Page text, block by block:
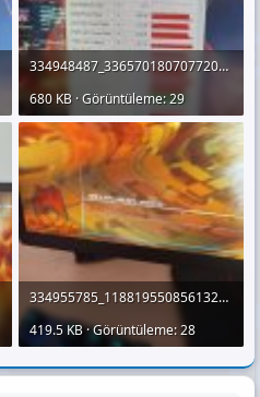
334948487_3365701807077205_4295396395227736576_n.jpg
680 KB · Görüntüleme: 29
334955785_1188195508561328_9062847064894188013_n.jpg
419.5 KB · Görüntüleme: 28